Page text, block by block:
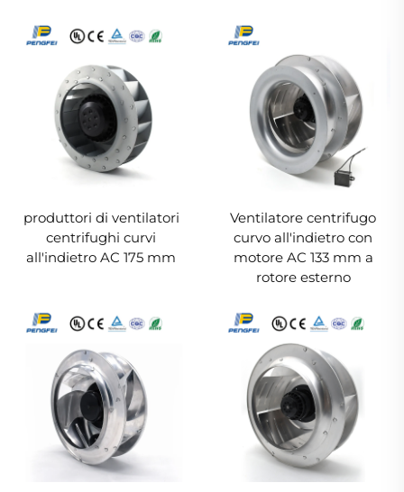
produttori di ventilatori
centrifughi curvi
all'indietro AC 175 mm
Ventilatore centrifugo
curvo all'indietro con
motore AC 133 mm a
rotore esterno